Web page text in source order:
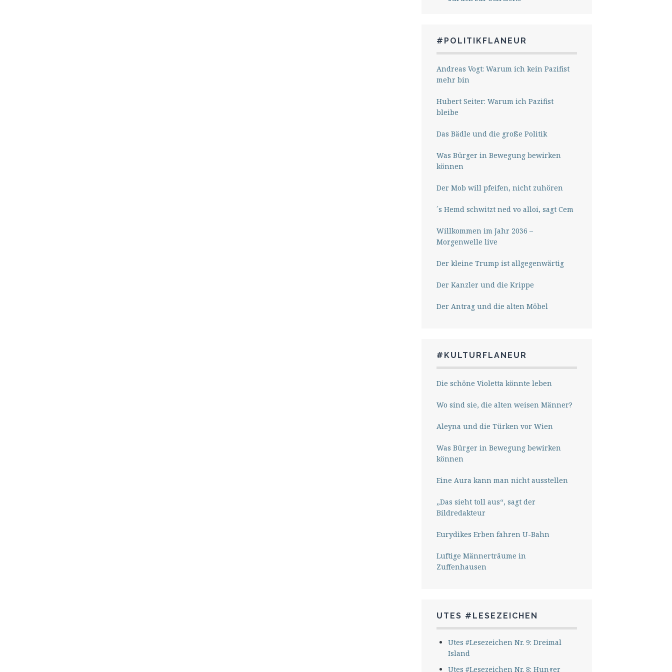
#POLITIKFLANEUR
Andreas Vogt: Warum ich kein Pazifist
mehr bin
Hubert Seiter: Warum ich Pazifist
bleibe
Das Bädle und die große Politik
Was Bürger in Bewegung bewirken
können
Der Mob will pfeifen, nicht zuhören
´s Hemd schwitzt ned vo alloi, sagt Cem
Willkommen im Jahr 2036 –
Morgenwelle live
Der kleine Trump ist allgegenwärtig
Der Kanzler und die Krippe
Der Antrag und die alten Möbel
#KULTURFLANEUR
Die schöne Violetta könnte leben
Wo sind sie, die alten weisen Männer?
Aleyna und die Türken vor Wien
Was Bürger in Bewegung bewirken
können
Eine Aura kann man nicht ausstellen
„Das sieht toll aus“, sagt der
Bildredakteur
Eurydikes Erben fahren U-Bahn
Luftige Männerträume in
Zuffenhausen
UTES #LESEZEICHEN
Utes #Lesezeichen Nr. 9: Dreimal
Island
Utes #Lesezeichen Nr. 8: Hunger